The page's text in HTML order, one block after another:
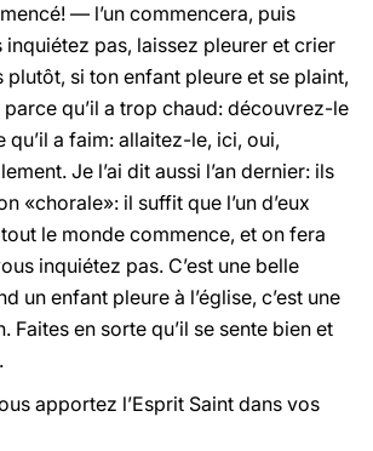
— l’un commencera, puis
inquiétez pas, laissez pleurer et crier
plutôt, si ton enfant pleure et se plaint,
qu’il a trop chaud: découvrez-le
qu’il a faim: allaitez-le, ici, oui,
Je l’ai dit aussi l’an dernier: ils
«chorale»: il suffit que l’un d’eux
le monde commence, et on fera
inquiétez pas. C’est une belle
un enfant pleure à l’église, c’est une
Faites en sorte qu’il se sente bien et
apportez l’Esprit Saint dans vos